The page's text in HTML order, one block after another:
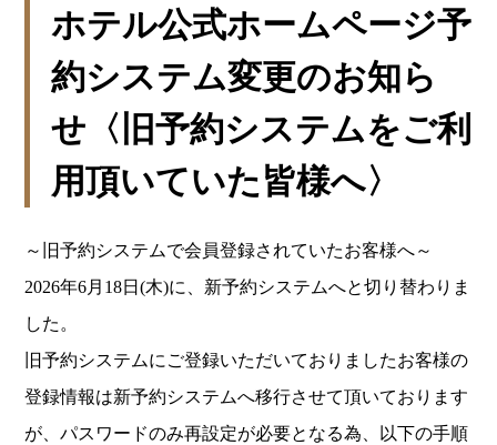
ホテル公式ホームページ予
約システム変更のお知ら
せ〈旧予約システムをご利
用頂いていた皆様へ〉
～旧予約システムで会員登録されていたお客様へ～
2026年6月18日(木)に、新予約システムへと切り替わりま
した。
旧予約システムにご登録いただいておりましたお客様の
登録情報は新予約システムへ移行させて頂いております
が、パスワードのみ再設定が必要となる為、以下の手順